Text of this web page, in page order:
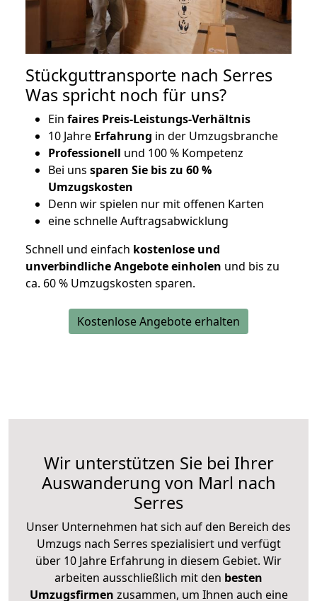
Stückguttransporte nach Serres
Was spricht noch für uns?
Ein faires Preis-Leistungs-Verhältnis
10 Jahre Erfahrung in der Umzugsbranche
Professionell und 100 % Kompetenz
Bei uns sparen Sie bis zu 60 %
Umzugskosten
Denn wir spielen nur mit offenen Karten
eine schnelle Auftragsabwicklung
Schnell und einfach kostenlose und
unverbindliche Angebote einholen und bis zu
ca. 60 % Umzugskosten sparen.
Kostenlose Angebote erhalten
Wir unterstützen Sie bei Ihrer
Auswanderung von Marl nach
Serres
Unser Unternehmen hat sich auf den Bereich des
Umzugs nach Serres spezialisiert und verfügt
über 10 Jahre Erfahrung in diesem Gebiet. Wir
arbeiten ausschließlich mit den besten
Umzugsfirmen zusammen, um Ihnen auch eine